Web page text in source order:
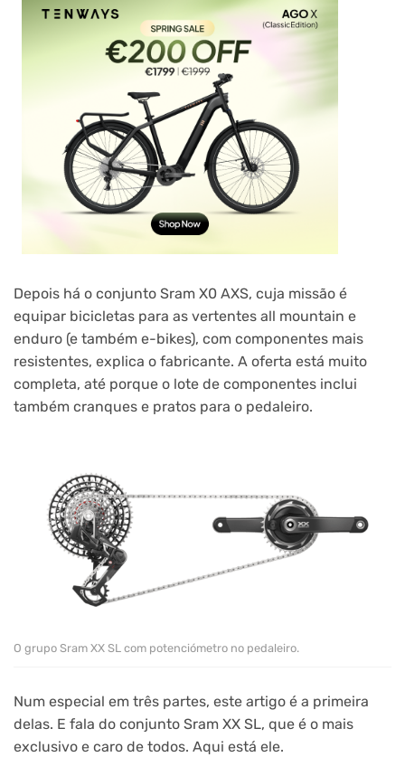
Depois há o conjunto Sram X0 AXS, cuja missão é
equipar bicicletas para as vertentes all mountain e
enduro (e também e-bikes), com componentes mais
resistentes, explica o fabricante. A oferta está muito
completa, até porque o lote de componentes inclui
também cranques e pratos para o pedaleiro.
O grupo Sram XX SL com potenciómetro no pedaleiro.
Num especial em três partes, este artigo é a primeira
delas. E fala do conjunto Sram XX SL, que é o mais
exclusivo e caro de todos. Aqui está ele.